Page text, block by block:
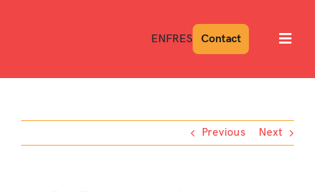
ENFRES Contact
Previous Next